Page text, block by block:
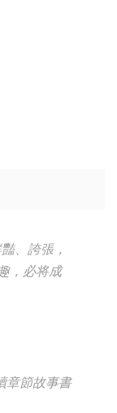
、誇張，
，必将成
章節故事書